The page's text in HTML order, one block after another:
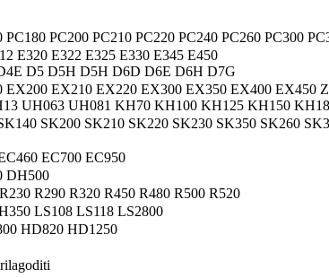
PC180 PC200 PC210 PC220 PC240 PC260 PC300
E320 E322 E325 E330 E345 E450
D5 D5H D5H D6D D6E D6H D7G
EX210 EX220 EX300 EX350 EX400
UH063 UH081 KH70 KH100 KH125 KH150
SK200 SK210 SK220 SK230 SK350 SK260
EC700 EC950
DH500
R290 R320 R450 R480 R500 R520
LS108 LS118 LS2800
HD820 HD1250